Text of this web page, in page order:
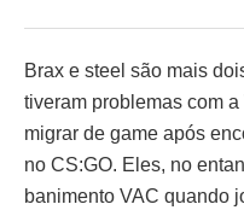
Brax e steel são mais
tiveram problemas com
migrar de game após
no CS:GO. Eles, no
banimento VAC quando